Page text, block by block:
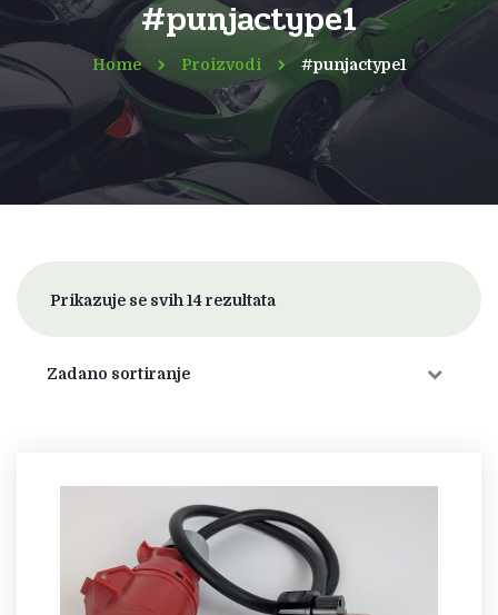
#punjactype1
Home Proizvodi #punjactype1
Prikazuje se svih 14 rezultata